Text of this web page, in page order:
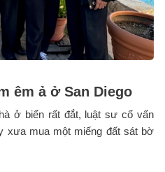
êm ả ở San Diego
ở biển rất đắt, luật sư cố vấn
xưa mua một miếng đất sát bờ